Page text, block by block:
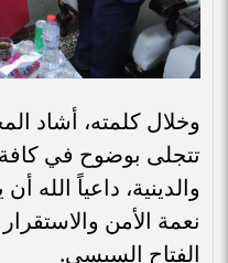
وخلال كلمته، أشاد
تتجلى بوضوح في كافة
والدينية، داعياً الله
نعمة الأمن
الفتاح السيسي.